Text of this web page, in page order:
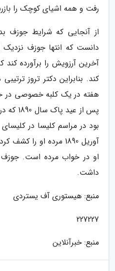
رفت و همه اشیای کوچک را
از آنجایی که شرایط جوزف
دانست که انتها جوزف
آخرین آرزویش را برآورده
کند. بنابراین دکتر تروز
هفته در یک کلبه خصوصی در
پس از
آوریل 1890 مرده او را
داشت.
منبع: هیستوری آف یستردی
227227
منبع: خبرآنلاین